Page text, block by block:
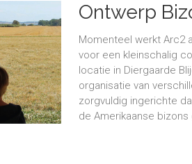
Ontwerp
Momenteel werkt Arc2
voor een kleinschalig
locatie in Diergaarde
organisatie van
zorgvuldig ingerichte
de Amerikaanse bizons